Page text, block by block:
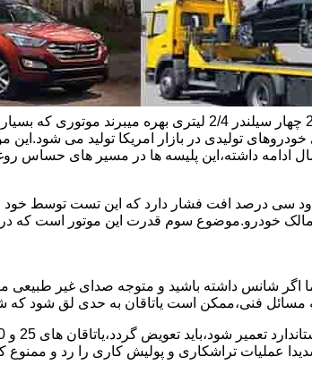
ابتدا راجع به دلیل یاتاقان زدن خودروهای هیوندای و سوناتا و اپتیما بحث می کنیم.این خودروها در
تولیدی در بازار امریکا تولید می شود.این
ادامه داشته،این پلیسه ها در مسیر های حساس
کارکرد 60/000 الی 100/000 نسبت به اویل پمپ های نو حدود سی درصد افت فشار
مالک خودرو.موضوع سوم قدرت این موتور است که
اگر شانس داشته باشید و متوجه صدای غیر
فنی،ممکن است یاتاقان به حدی لق شود که